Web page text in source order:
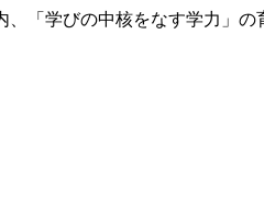
「学びの中核をなす学力」